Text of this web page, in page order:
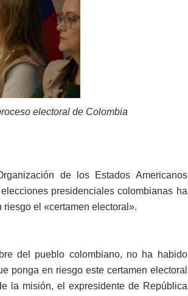
electoral de Colombia
de los Estados Americanos
presidenciales colombianas ha
el «certamen electoral».
del pueblo colombiano, no ha habido
ponga en riesgo este certamen electoral
la misión, el expresidente de República